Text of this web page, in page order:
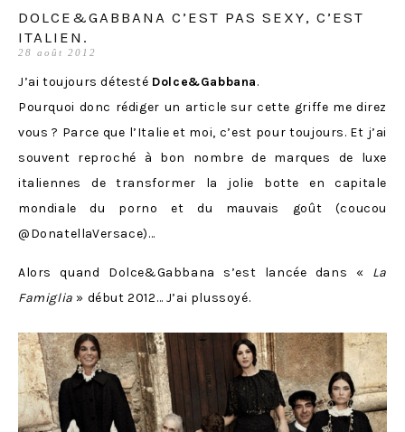
DOLCE&GABBANA C’EST PAS SEXY, C’EST
ITALIEN.
28 août 2012
J’ai toujours détesté Dolce&Gabbana.
Pourquoi donc rédiger un article sur cette griffe me direz
vous ? Parce que l’Italie et moi, c’est pour toujours. Et j’ai
souvent reproché à bon nombre de marques de luxe
italiennes de transformer la jolie botte en capitale
mondiale du porno et du mauvais goût (coucou
@DonatellaVersace)…
Alors quand Dolce&Gabbana s’est lancée dans « La
Famiglia » début 2012… J’ai plussoyé.